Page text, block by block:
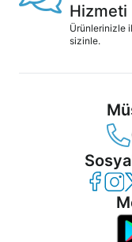
Hizmeti
Ürünlerinizle
sizinle.